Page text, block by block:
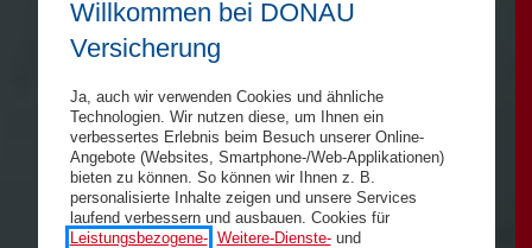
Willkommen bei DONAU
Versicherung
Ja, auch wir verwenden Cookies und ähnliche
Technologien. Wir nutzen diese, um Ihnen ein
verbessertes Erlebnis beim Besuch unserer Online-
Angebote (Websites, Smartphone-/Web-Applikationen)
bieten zu können. So können wir Ihnen z. B.
personalisierte Inhalte zeigen und unsere Services
laufend verbessern und ausbauen. Cookies für
Leistungsbezogene-, Weitere-Dienste-und